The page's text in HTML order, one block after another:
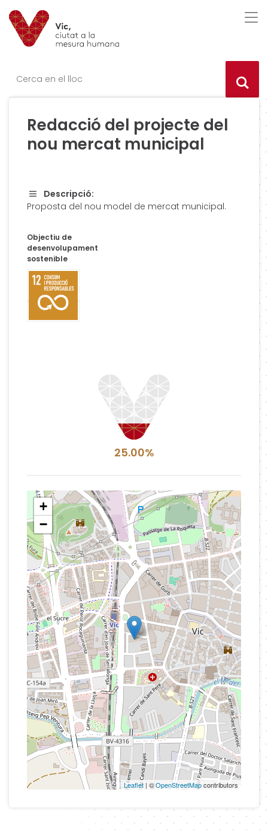
Saltar al contingut
Saltar a la navegació
Informació de contacte
Redacció del projecte del
nou mercat municipal
Descripció:
Proposta del nou model de mercat municipal.
Objectiu de
desenvolupament
sostenible
25.00%
+
−
Leaflet | ©OpenStreetMapcontributors